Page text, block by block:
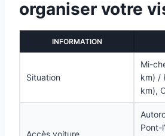
organiser votre
INFORMATION
Situation
Mi-
km) /
km),
Accès voiture
Pont-